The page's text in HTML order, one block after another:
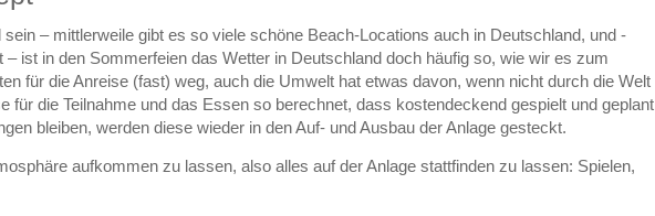
– mittlerweile gibt es so viele schöne Beach-Locations auch in Deutschland, und -
– ist in den Sommerfeien das Wetter in Deutschland doch häufig so, wie wir es zum
für die Anreise (fast) weg, auch die Umwelt hat etwas davon, wenn nicht durch die Welt
für die Teilnahme und das Essen so berechnet, dass kostendeckend gespielt und geplant
bleiben, werden diese wieder in den Auf- und Ausbau der Anlage gesteckt.
aufkommen zu lassen, also alles auf der Anlage stattfinden zu lassen: Spielen,